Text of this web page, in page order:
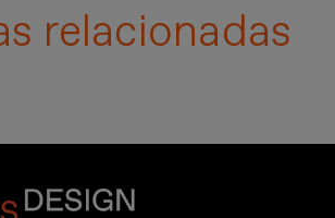
relacionadas